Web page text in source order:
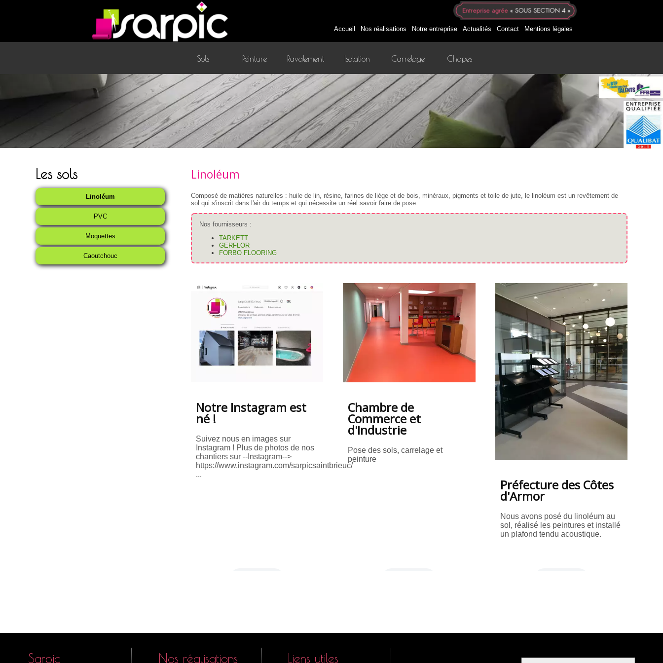
Sols Peinture
intérieure
Ravalement Isolation Carrelage Chapes
Accueil Nos réalisations Notre entreprise Actualités Contact Mentions légales
Les sols
Linoléum
PVC
Moquettes
Caoutchouc
Linoléum
Composé de matières naturelles : huile de lin, résine, farines de liège et de bois, minéraux, pigments et toile de jute, le linoléum est un revêtement de
sol qui s'inscrit dans l'air du temps et qui nécessite un réel savoir faire de pose.
Nos fournisseurs :
TARKETT
GERFLOR
FORBO FLOORING
Notre Instagram est
né !
Suivez nous en images sur
Instagram ! Plus de photos de nos
chantiers sur --Instagram-->
https://www.instagram.com/sarpicsaintbrieuc/
...
Chambre de
Commerce et
d'Industrie
Pose des sols, carrelage et
peinture
Préfecture des Côtes
d'Armor
Nous avons posé du linoléum au
sol, réalisé les peintures et installé
un plafond tendu acoustique.
Sarpic Nos réalisations Liens utiles